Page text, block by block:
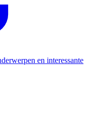
en interessante